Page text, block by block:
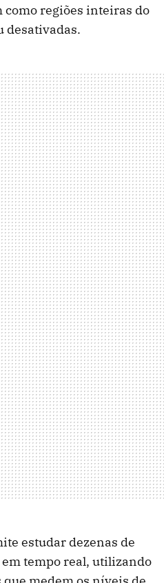
regiões inteiras do
desativadas.
estudar dezenas de
tempo real, utilizando